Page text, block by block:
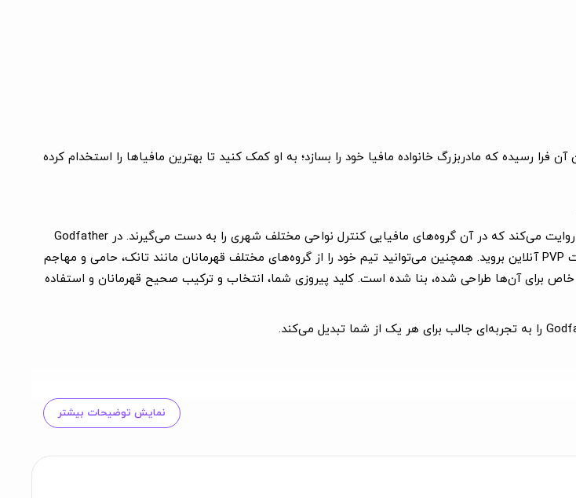
رسیده که مادربزرگ خانواده مافیا خود را بسازد؛ به او کمک کنید تا بهترین مافیاها را استخدام کرده
Godfather of Mafia City یک بازی استراتژی نوبتی چندنفره است که داستان وقایعی را روایت می‌کند که در آن گروه‌های مافیایی کنترل نواحی مختلف شهری را به دست می‌گیرند. در Godfather
of Mafia City، می‌توانید از میان سه شخصیت انتخاب کرده و با دیگر حریفان به مبارزات PVP آنلاین بروید. همچنین می‌توانید تیم خود را از گروه‌های مختلف قهرمانان مانند تانک، حامی و مهاجم
برای آن‌ها طراحی شده، بنا شده است. کلید پیروزی شما، انتخاب و ترکیب صحیح قهرمانان و استفاده
نمایش توضیحات بیشتر